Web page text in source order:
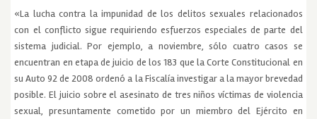
«La lucha contra la impunidad de los delitos sexuales relacionados
con el conflicto sigue requiriendo esfuerzos especiales de parte del
sistema judicial. Por ejemplo, a noviembre, sólo cuatro casos se
encuentran en etapa de juicio de los 183 que la Corte Constitucional en
su Auto 92 de 2008 ordenó a la Fiscalía investigar a la mayor brevedad
posible. El juicio sobre el asesinato de tres niños víctimas de violencia
sexual, presuntamente cometido por un miembro del Ejército en